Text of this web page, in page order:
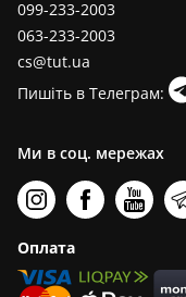
099-233-2003
063-233-2003
cs@tut.ua
Пишіть в Телеграм:
Ми в соц. мережах
Оплата